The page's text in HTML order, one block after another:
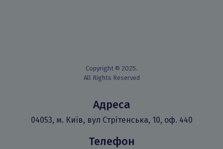
Copyright © 2025.
All Rights Reserved
Адреса
04053, м. Київ, вул Стрітенська, 10, оф. 440
Телефон